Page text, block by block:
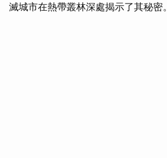
滅城市在熱帶叢林深處揭示了其秘密。